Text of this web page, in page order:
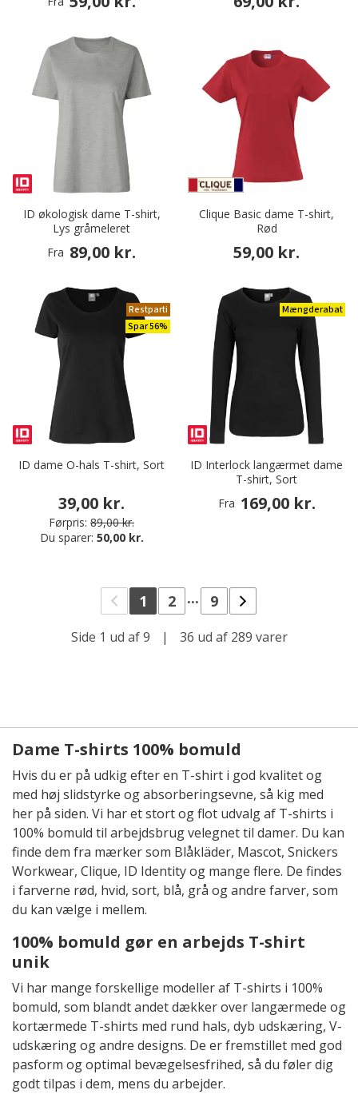
ID økologisk dame T-shirt,
Lys gråmeleret
Fra 89,00 kr.
Clique Basic dame T-shirt,
Rød
59,00 kr.
Restparti
Spar 56%
ID dame O-hals T-shirt, Sort
39,00 kr.
Førpris: 89,00 kr.
Du sparer: 50,00 kr.
Mængderabat
ID Interlock langærmet dame
T-shirt, Sort
Fra 169,00 kr.
1 2 ... 9
Side 1 ud af 9 | 36 ud af 289 varer
Dame T-shirts 100% bomuld
Hvis du er på udkig efter en T-shirt i god kvalitet og
med høj slidstyrke og absorberingsevne, så kig med
her på siden. Vi har et stort og flot udvalg af T-shirts i
100% bomuld til arbejdsbrug velegnet til damer. Du kan
finde dem fra mærker som Blåkläder, Mascot, Snickers
Workwear, Clique, ID Identity og mange flere. De findes
i farverne rød, hvid, sort, blå, grå og andre farver, som
du kan vælge i mellem.
100% bomuld gør en arbejds T-shirt
unik
Vi har mange forskellige modeller af T-shirts i 100%
bomuld, som blandt andet dækker over langærmede og
kortærmede T-shirts med rund hals, dyb udskæring, V-
udskæring og andre designs. De er fremstillet med god
pasform og optimal bevægelsesfrihed, så du føler dig
godt tilpas i dem, mens du arbejder.